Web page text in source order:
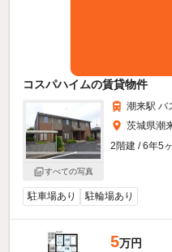
コスパハイムの賃貸物件
すべての写真
潮来駅 バ
茨城県潮
2階建 / 6年5
駐車場あり 駐輪場あり
5万円